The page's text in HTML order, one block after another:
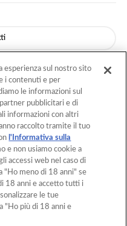
Prodotti
Cos'è Aquabeads?
esperienza sul nostro sito
i contenuti e per
le informazioni sul
pubblicitari e di
informazioni con altri
raccolto tramite il tuo
l'Informativa sulla
e non usiamo cookie a
accessi web nel caso di
"Ho meno di 18 anni" se
18 anni e accetto tutti i
le tue
"Ho più di 18 anni e